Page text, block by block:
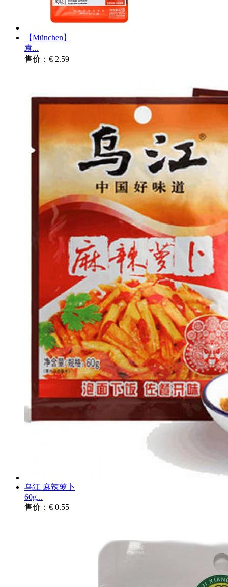
【München】
袁...
售价：€ 2.59
乌江 麻辣萝卜
60g...
售价：€ 0.55